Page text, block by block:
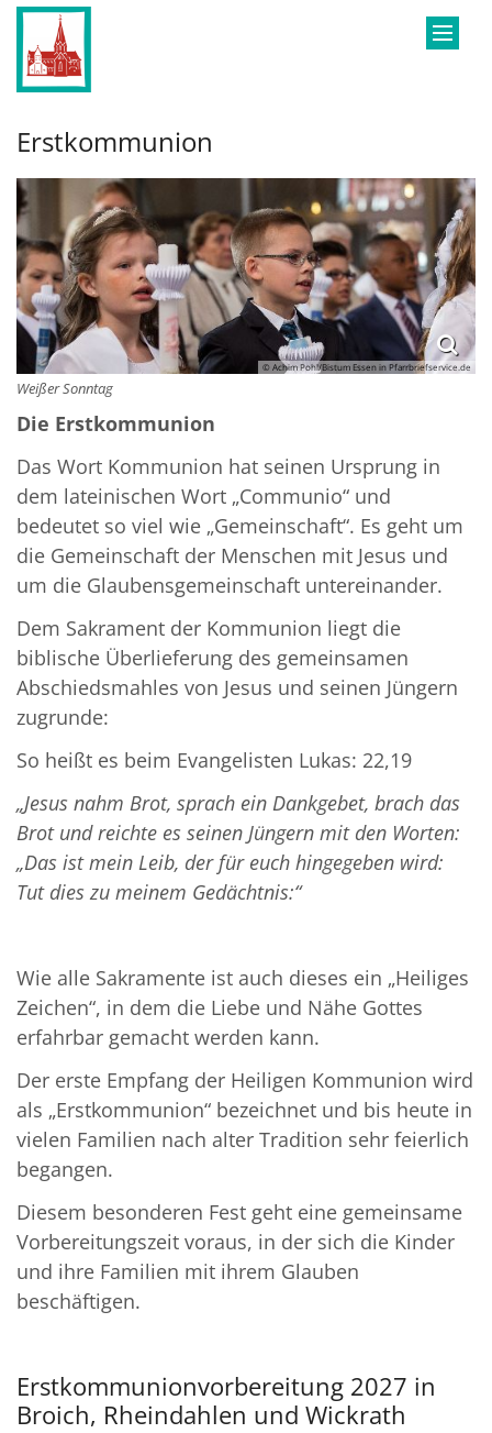
Zum Inhalt springen
Erstkommunion
© Achim Pohl/Bistum Essen in Pfarrbriefservice.de
Weißer Sonntag
Die Erstkommunion
Das Wort Kommunion hat seinen Ursprung in
dem lateinischen Wort „Communio“ und
bedeutet so viel wie „Gemeinschaft“. Es geht um
die Gemeinschaft der Menschen mit Jesus und
um die Glaubensgemeinschaft untereinander.
Dem Sakrament der Kommunion liegt die
biblische Überlieferung des gemeinsamen
Abschiedsmahles von Jesus und seinen Jüngern
zugrunde:
So heißt es beim Evangelisten Lukas: 22,19
„Jesus nahm Brot, sprach ein Dankgebet, brach das
Brot und reichte es seinen Jüngern mit den Worten:
„Das ist mein Leib, der für euch hingegeben wird:
Tut dies zu meinem Gedächtnis:“
Wie alle Sakramente ist auch dieses ein „Heiliges
Zeichen“, in dem die Liebe und Nähe Gottes
erfahrbar gemacht werden kann.
Der erste Empfang der Heiligen Kommunion wird
als „Erstkommunion“ bezeichnet und bis heute in
vielen Familien nach alter Tradition sehr feierlich
begangen.
Diesem besonderen Fest geht eine gemeinsame
Vorbereitungszeit voraus, in der sich die Kinder
und ihre Familien mit ihrem Glauben
beschäftigen.
Erstkommunionvorbereitung 2027 in
Broich, Rheindahlen und Wickrath